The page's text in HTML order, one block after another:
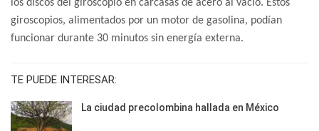
los discos del giroscopio en carcasas de acero al vacío. Estos
giroscopios, alimentados por un motor de gasolina, podían
funcionar durante 30 minutos sin energía externa.
TE PUEDE INTERESAR:
La ciudad precolombina hallada en México